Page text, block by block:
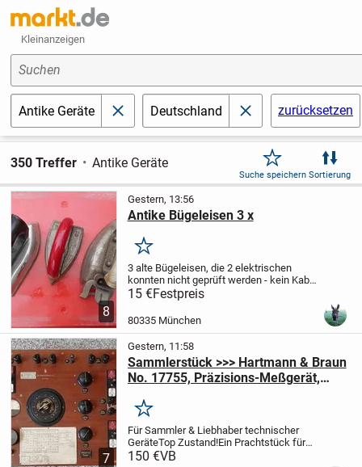
Kleinanzeigen
Suchen
Antike Geräte schließenDeutschland schließenzurücksetzen
350 Treffer Antike Geräte
Suche speichern Sortierung
8
Gestern, 13:56
Antike Bügeleisen 3 x
Merken
3 alte Bügeleisen, die 2 elektrischen
konnten nicht geprüft werden - kein Kabel
vorhanden, das ohne funktioniert :-) Keine
Bügelfalte.. Besichtigung erwünscht,
Verkaufspreis 2 x 15 € (Elektrisch) 1...
15 €Festpreis
80335 München
7
Gestern, 11:58
Sammlerstück >>> Hartmann & Braun
No. 17755, Präzisions-Meßgerät,
Merken
Für Sammler & Liebhaber technischer
GeräteTop Zustand!Ein Prachtstück für
Kenner! Sammlerstück: Hartmann &
150 €VB